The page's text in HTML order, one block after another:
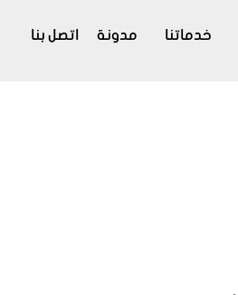
خدماتنا مدونة اتصل بنا